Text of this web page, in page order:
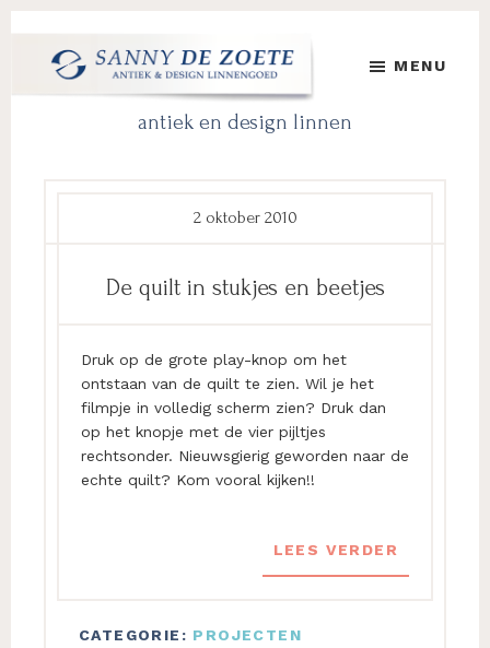
hoofd
eerste
voettekst
MENU
antiek en design linnen
De quilt in stukjes en beetjes
2 oktober 2010
Druk op de grote play-knop om het
ontstaan van de quilt te zien. Wil je het
filmpje in volledig scherm zien? Druk dan
op het knopje met de vier pijltjes
rechtsonder. Nieuwsgierig geworden naar de
echte quilt? Kom vooral kijken!!
LEES VERDER
CATEGORIE: PROJECTEN